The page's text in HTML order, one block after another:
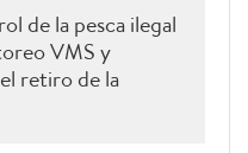
de la pesca ilegal
VMS y
retiro de la